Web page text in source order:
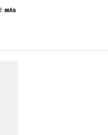
Eclipse solar mapa
MÁS